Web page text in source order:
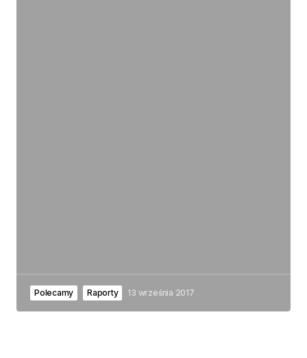
Polecamy Raporty 13 września 2017